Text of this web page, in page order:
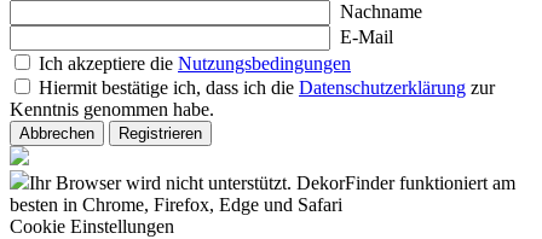
Nachname
E-Mail
Ich akzeptiere die Nutzungsbedingungen
Hiermit bestätige ich, dass ich die Datenschutzerklärung zur
Kenntnis genommen habe.
Abbrechen Registrieren
Ihr Browser wird nicht unterstützt. DekorFinder funktioniert am
besten in Chrome, Firefox, Edge und Safari
Cookie Einstellungen